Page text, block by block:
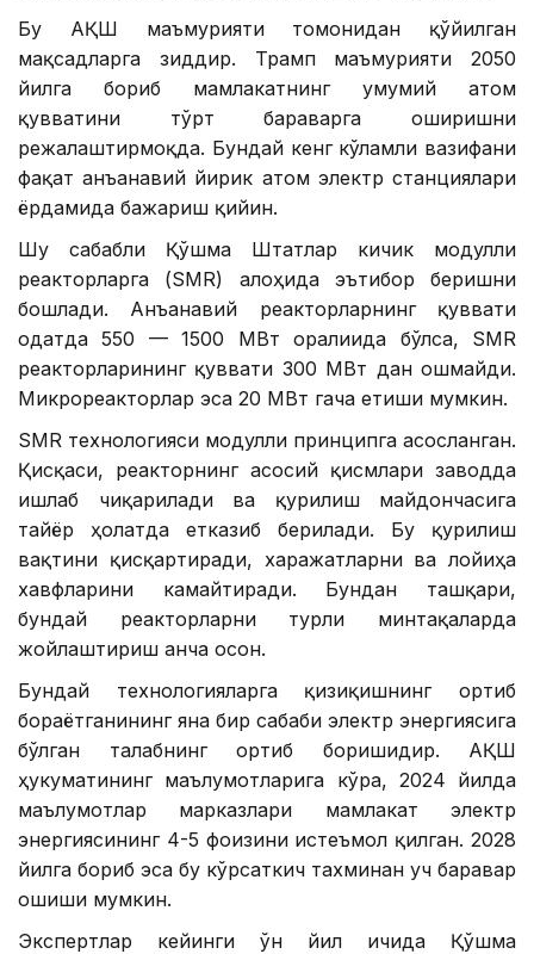
Бу АҚШ маъмурияти томонидан қўйилган
мақсадларга зиддир. Трамп маъмурияти 2050
йилга бориб мамлакатнинг умумий атом
қувватини тўрт бараварга оширишни
режалаштирмоқда. Бундай кенг кўламли вазифани
фақат анъанавий йирик атом электр станциялари
ёрдамида бажариш қийин.
Шу сабабли Қўшма Штатлар кичик модулли
реакторларга (SMR) алоҳида эътибор беришни
бошлади. Анъанавий реакторларнинг қуввати
одатда 550 — 1500 МВт оралиғида бўлса, SMR
реакторларининг қуввати 300 МВт дан ошмайди.
Микрореакторлар эса 20 МВт гача етиши мумкин.
SMR технологияси модулли принципга асосланган.
Қисқаси, реакторнинг асосий қисмлари заводда
ишлаб чиқарилади ва қурилиш майдончасига
тайёр ҳолатда етказиб берилади. Бу қурилиш
вақтини қисқартиради, харажатларни ва лойиҳа
хавфларини камайтиради. Бундан ташқари,
бундай реакторларни турли минтақаларда
жойлаштириш анча осон.
Бундай технологияларга қизиқишнинг ортиб
бораётганининг яна бир сабаби электр энергиясига
бўлган талабнинг ортиб боришидир. АҚШ
ҳукуматининг маълумотларига кўра, 2024 йилда
маълумотлар марказлари мамлакат электр
энергиясининг 4-5 фоизини истеъмол қилган. 2028
йилга бориб эса бу кўрсаткич тахминан уч баравар
ошиши мумкин.
Экспертлар кейинги ўн йил ичида Қўшма